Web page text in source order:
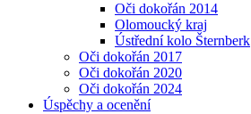
Oči dokořán 2014
Olomoucký kraj
Ústřední kolo Šternberk
Oči dokořán 2017
Oči dokořán 2020
Oči dokořán 2024
Úspěchy a ocenění